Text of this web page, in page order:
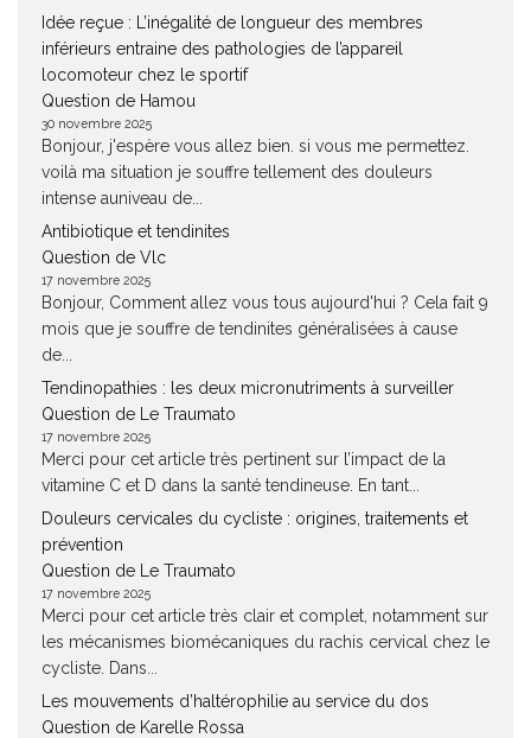
Idée reçue : L’inégalité de longueur des membres
inférieurs entraine des pathologies de l’appareil
locomoteur chez le sportif
Question de Hamou
30 novembre 2025
Bonjour, j'espère vous allez bien. si vous me permettez.
voilà ma situation je souffre tellement des douleurs
intense auniveau de...
Antibiotique et tendinites
Question de Vlc
17 novembre 2025
Bonjour, Comment allez vous tous aujourd'hui ? Cela fait 9
mois que je souffre de tendinites généralisées à cause
de...
Tendinopathies : les deux micronutriments à surveiller
Question de Le Traumato
17 novembre 2025
Merci pour cet article très pertinent sur l’impact de la
vitamine C et D dans la santé tendineuse. En tant...
Douleurs cervicales du cycliste : origines, traitements et
prévention
Question de Le Traumato
17 novembre 2025
Merci pour cet article très clair et complet, notamment sur
les mécanismes biomécaniques du rachis cervical chez le
cycliste. Dans...
Les mouvements d’haltérophilie au service du dos
Question de Karelle Rossa